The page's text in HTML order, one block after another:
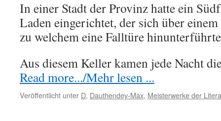
In einer Stadt der Provinz hatte ein
Laden eingerichtet, der sich über
zu welchem eine Falltüre
Aus diesem Keller kamen jede Nacht
Read more.../Mehr lesen ...
Veröffentlicht unter D, Dauthendey-Max, Meisterwerke der